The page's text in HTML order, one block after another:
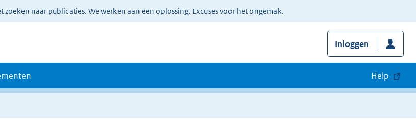
naar publicaties. We werken aan een oplossing. Excuses voor het ongemak.
Inloggen
Help